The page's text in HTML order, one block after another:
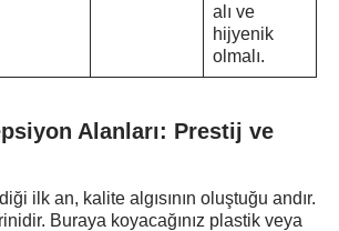
alı ve
hijyenik
olmalı.
Alanları: Prestij ve
ilk an, kalite algısının oluştuğu andır.
Buraya koyacağınız plastik veya